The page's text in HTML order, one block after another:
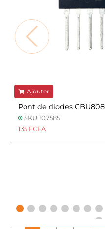
Ajouter
Pont de diodes GBU808
SKU 107585
135 FCFA